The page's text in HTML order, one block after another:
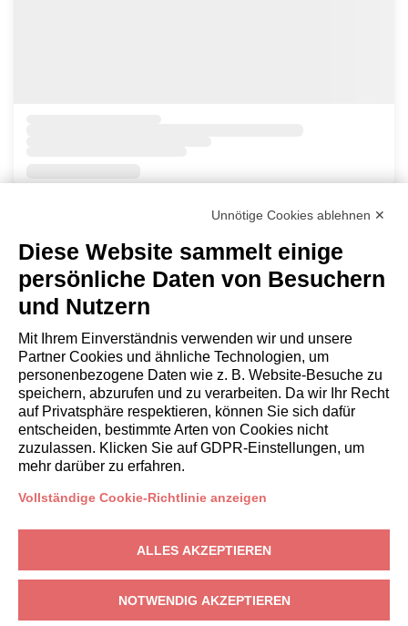
EIGENTÜMER
– Via Giuseppe Mazzini, 18, 25015 Desenzano del Garda
(BS) – USt-IdNr.: IT04639830233
Unnötige Cookies ablehnen ✕
Diese Website sammelt einige
persönliche Daten von Besuchern
und Nutzern
Mit Ihrem Einverständnis verwenden wir und unsere
Partner Cookies und ähnliche Technologien, um
personenbezogene Daten wie z. B. Website-Besuche zu
speichern, abzurufen und zu verarbeiten. Da wir Ihr Recht
auf Privatsphäre respektieren, können Sie sich dafür
entscheiden, bestimmte Arten von Cookies nicht
zuzulassen. Klicken Sie auf GDPR-Einstellungen, um
mehr darüber zu erfahren.
Vollständige Cookie-Richtlinie anzeigen
ALLES AKZEPTIEREN
NOTWENDIG AKZEPTIEREN